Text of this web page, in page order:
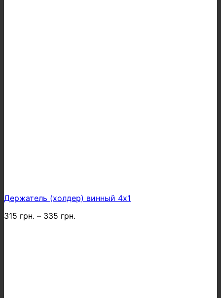
Держатель (холдер) винный 4х1
315 грн. – 335 грн.